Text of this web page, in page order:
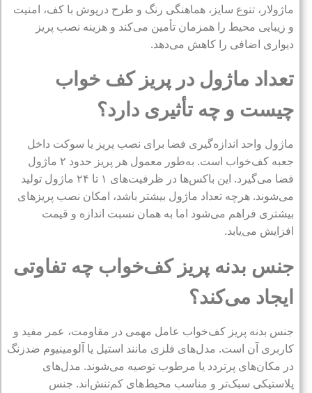
ماژولار، تنوع سایز، هماهنگی رنگ و طرح درپوش با کف، امنیت
و زیبایی محیط را همزمان تأمین می‌کند و هزینه نصب پریز
دیواری اضافی را کاهش می‌دهد.
تعداد ماژول در پریز کف خواب
چیست و چه تأثیری دارد؟
ماژول واحد اندازه‌گیری فضا برای نصب پریز یا سوکت داخل
جعبه کف‌خواب است. به‌طور معمول هر پریز حدود ۲ ماژول
فضا می‌گیرد. این باکس‌ها در ظرفیت‌های ۱ تا ۲۴ ماژول تولید
می‌شوند. هرچه تعداد ماژول بیشتر باشد، امکان نصب پریزهای
بیشتری فراهم می‌شود اما به همان نسبت اندازه و قیمت
افزایش می‌یابد.
جنس بدنه پریز کف‌خواب چه تفاوتی
ایجاد می‌کند؟
جنس بدنه پریز کف‌خواب عامل مهمی در مقاومت، عمر مفید و
کاربری آن است. مدل‌های فلزی مانند استیل یا آلومینیوم ضدزنگ
در مکان‌های پرتردد یا مرطوب توصیه می‌شوند. مدل‌های
پلاستیکی سبک‌تر و مناسب محیط‌های کم‌تنش‌اند. جنس